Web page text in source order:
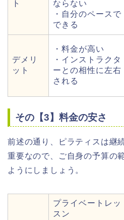
ト
ならない
・自分のペースで
できる
デメリ
ット
・料金が高い
・インストラクタ
ーとの相性に左右
される
その【3】料金の安さ
前述の通り、ピラティスは継
重要なので、ご自身の予算の
ようにしましょう。
プライベートレッ
スン